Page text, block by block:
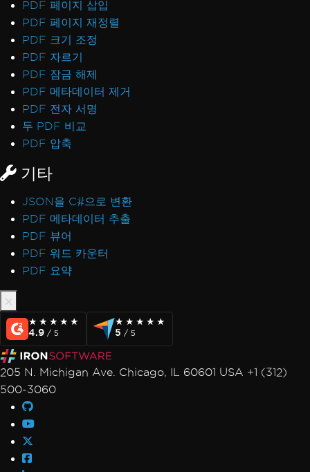
PDF 페이지 삽입
PDF 페이지 재정렬
PDF 크기 조정
PDF 자르기
PDF 잠금 해제
PDF 메타데이터 제거
PDF 전자 서명
두 PDF 비교
PDF 압축
기타
JSON을 C#으로 변환
PDF 메타데이터 추출
PDF 뷰어
PDF 워드 카운터
PDF 요약
★★★★★
★★★★★
4.9 / 5
★★★★★
★★★★★
5 / 5
205 N. Michigan Ave. Chicago, IL 60601 USA +1 (312)
500-3060